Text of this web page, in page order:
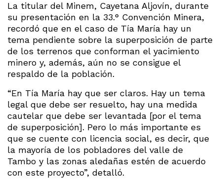
La titular del Minem, Cayetana Aljovín, durante
su presentación en la 33.° Convención Minera,
recordó que en el caso de Tía María hay un
tema pendiente sobre la superposición de parte
de los terrenos que conforman el yacimiento
minero y, además, aún no se consigue el
respaldo de la población.
“En Tía María hay que ser claros. Hay un tema
legal que debe ser resuelto, hay una medida
cautelar que debe ser levantada [por el tema
de superposición]. Pero lo más importante es
que se cuente con licencia social, es decir, que
la mayoría de los pobladores del valle de
Tambo y las zonas aledañas estén de acuerdo
con este proyecto”, detalló.